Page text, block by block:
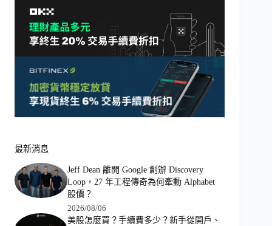
最新消息
Jeff Dean 離開 Google 創辦 Discovery
Loop，27 年工程傳奇為何牽動 Alphabet
股價？
2026/08/06
美股怎麼買？手續費多少？新手從開戶、